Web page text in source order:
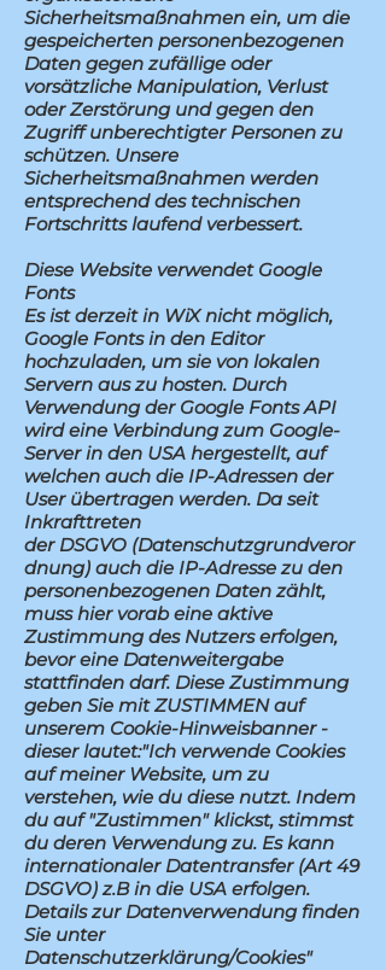
Sicherheitsmaßnahmen ein, um die
gespeicherten personenbezogenen
Daten gegen zufällige oder
vorsätzliche Manipulation, Verlust
oder Zerstörung und gegen den
Zugriff unberechtigter Personen zu
schützen. Unsere
Sicherheitsmaßnahmen werden
entsprechend des technischen
Fortschritts laufend verbessert.
Diese Website verwendet Google
Fonts
Es ist derzeit in WiX nicht möglich,
Google Fonts in den Editor
hochzuladen, um sie von lokalen
Servern aus zu hosten. Durch
Verwendung der Google Fonts API
wird eine Verbindung zum Google-
Server in den USA hergestellt, auf
welchen auch die IP-Adressen der
User übertragen werden. Da seit
Inkrafttreten
der DSGVO (Datenschutzgrundveror
dnung) auch die IP-Adresse zu den
personenbezogenen Daten zählt,
muss hier vorab eine aktive
Zustimmung des Nutzers erfolgen,
bevor eine Datenweitergabe
stattfinden darf. Diese Zustimmung
geben Sie mit ZUSTIMMEN auf
unserem Cookie-Hinweisbanner -
dieser lautet:"Ich verwende Cookies
auf meiner Website, um zu
verstehen, wie du diese nutzt. Indem
du auf "Zustimmen" klickst, stimmst
du deren Verwendung zu. Es kann
internationaler Datentransfer (Art 49
DSGVO) z.B in die USA erfolgen.
Details zur Datenverwendung finden
Sie unter
Datenschutzerklärung/Cookies"